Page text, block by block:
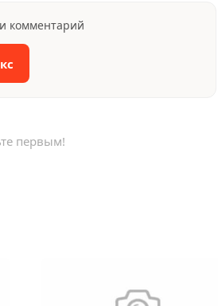
комментарий
первым!